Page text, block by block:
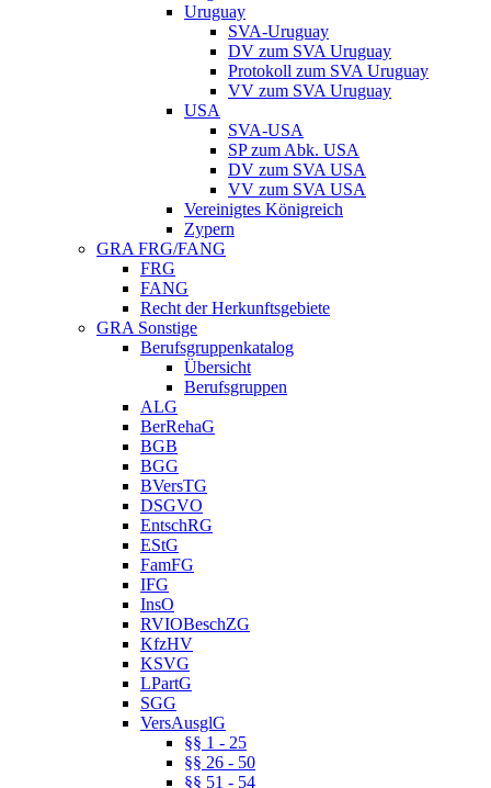
Uruguay
SVA-Uruguay
DV zum SVA Uruguay
Protokoll zum SVA Uruguay
VV zum SVA Uruguay
USA
SVA-USA
SP zum Abk. USA
DV zum SVA USA
VV zum SVA USA
Vereinigtes Königreich
Zypern
GRA FRG/FANG
FRG
FANG
Recht der Herkunftsgebiete
GRA Sonstige
Berufsgruppenkatalog
Übersicht
Berufsgruppen
ALG
BerRehaG
BGB
BGG
BVersTG
DSGVO
EntschRG
EStG
FamFG
IFG
InsO
RVIOBeschZG
KfzHV
KSVG
LPartG
SGG
VersAusglG
§§ 1 - 25
§§ 26 - 50
§§ 51 - 54